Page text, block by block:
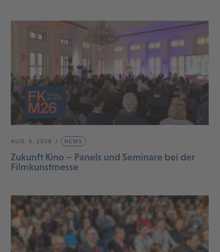
AUG. 5, 2026 NEWS
Zukunft Kino – Panels und Seminare bei der
Filmkunstmesse